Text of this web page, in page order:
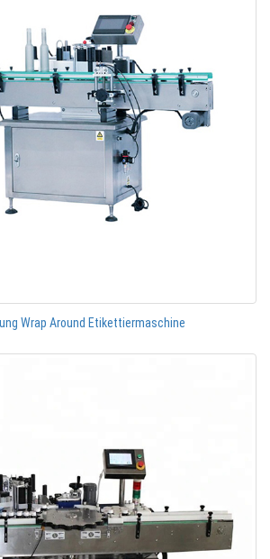
Wrap Around Etikettiermaschine